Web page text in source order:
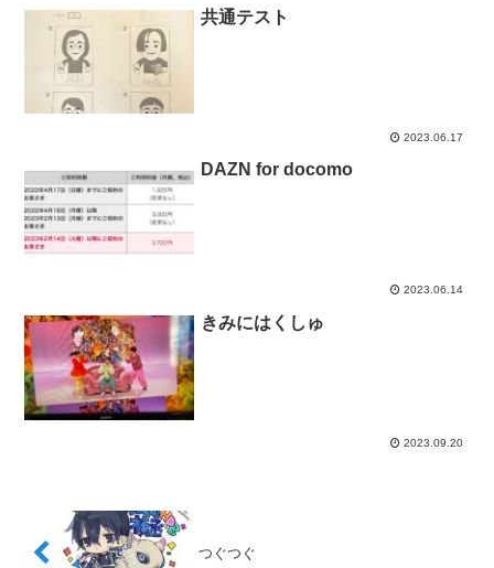
共通テスト
2023.06.17
DAZN for docomo
2023.06.14
きみにはくしゅ
2023.09.20
つぐつぐ